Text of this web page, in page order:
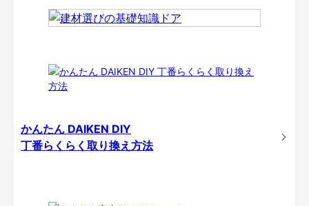
かんたん DAIKEN DIY
丁番らくらく取り換え方法